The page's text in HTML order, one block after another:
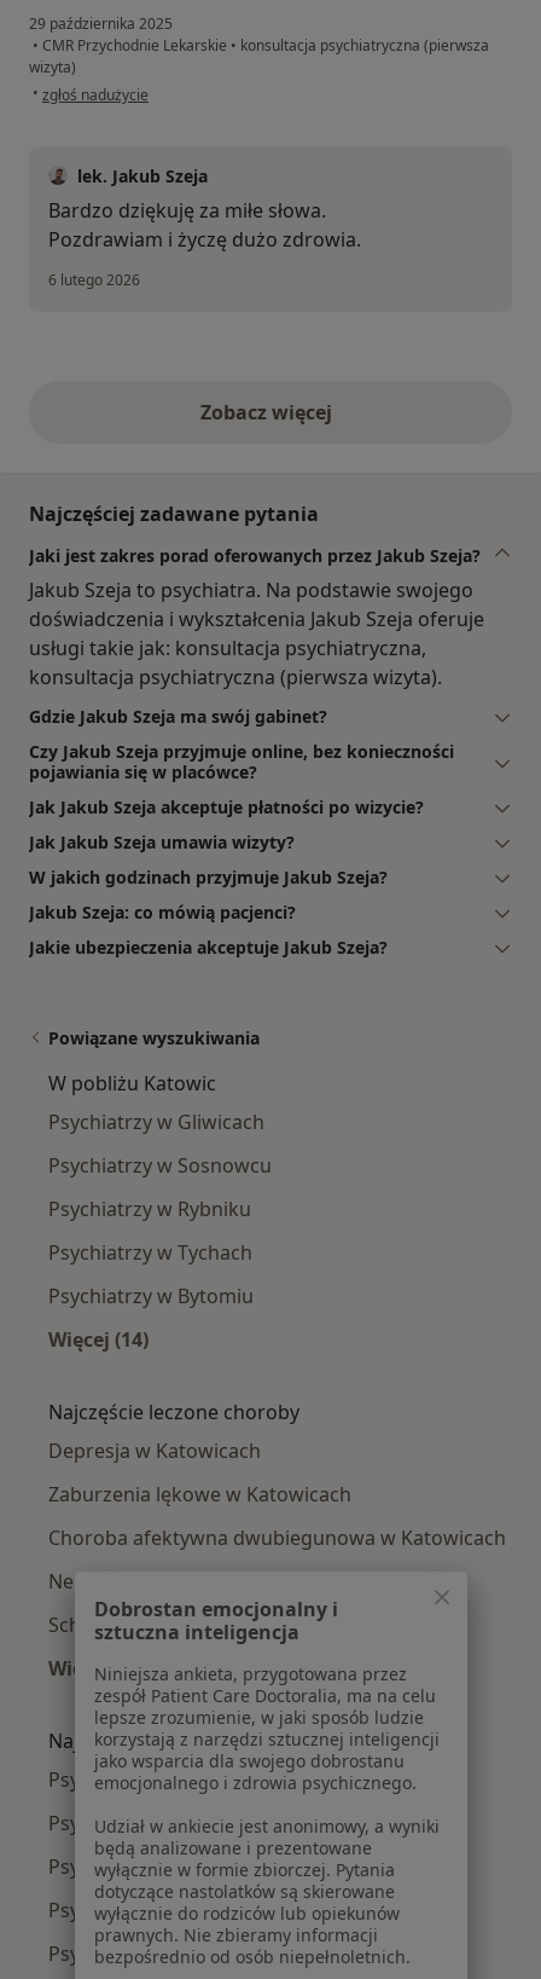
29 października 2025
• CMR Przychodnie Lekarskie • konsultacja psychiatryczna (pierwsza
wizyta)
• w opinii użytkownika Paweł
zgłoś nadużycie
lek. Jakub Szeja
Bardzo dziękuję za miłe słowa.
Pozdrawiam i życzę dużo zdrowia.
6 lutego 2026
Zobacz więcejopinie powyżej
Najczęściej zadawane pytania
Jaki jest zakres porad oferowanych przez Jakub Szeja?
Jakub Szeja to psychiatra. Na podstawie swojego
doświadczenia i wykształcenia Jakub Szeja oferuje
usługi takie jak: konsultacja psychiatryczna,
konsultacja psychiatryczna (pierwsza wizyta).
Gdzie Jakub Szeja ma swój gabinet?
Czy Jakub Szeja przyjmuje online, bez konieczności
pojawiania się w placówce?
Jak Jakub Szeja akceptuje płatności po wizycie?
Jak Jakub Szeja umawia wizyty?
W jakich godzinach przyjmuje Jakub Szeja?
Jakub Szeja: co mówią pacjenci?
Jakie ubezpieczenia akceptuje Jakub Szeja?
Powiązane wyszukiwania
W pobliżu Katowic
Psychiatrzy w Gliwicach
Psychiatrzy w Sosnowcu
Psychiatrzy w Rybniku
Psychiatrzy w Tychach
Psychiatrzy w Bytomiu
Więcej (14)
Najczęście leczone choroby
Depresja w Katowicach
Zaburzenia lękowe w Katowicach
Choroba afektywna dwubiegunowa w Katowicach
Nerwica w Katowicach
Schizofrenia w Katowicach
Więcej (15)
Więcej w kategorii: Najczęście leczone
Najpopularniejsze ubezpieczenia
Psychiatrzy z Allianz w Katowicach
Psychiatrzy z POLMED w Katowicach
Psychiatrzy z Signal Iduna w Katowicach
Psychiatrzy z NFZ w Katowicach
Psychiatrzy z LUX MED w Katowicach
Dobrostan emocjonalny i
sztuczna inteligencja
Niniejsza ankieta, przygotowana przez
zespół Patient Care Doctoralia, ma na celu
lepsze zrozumienie, w jaki sposób ludzie
korzystają z narzędzi sztucznej inteligencji
jako wsparcia dla swojego dobrostanu
emocjonalnego i zdrowia psychicznego.
Udział w ankiecie jest anonimowy, a wyniki
będą analizowane i prezentowane
wyłącznie w formie zbiorczej. Pytania
dotyczące nastolatków są skierowane
wyłącznie do rodziców lub opiekunów
prawnych. Nie zbieramy informacji
bezpośrednio od osób niepełnoletnich.